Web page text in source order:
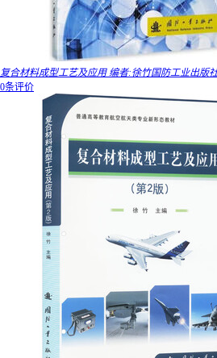
复合材料成型工艺及应用 编者:徐竹国防工业出版社
0条评价